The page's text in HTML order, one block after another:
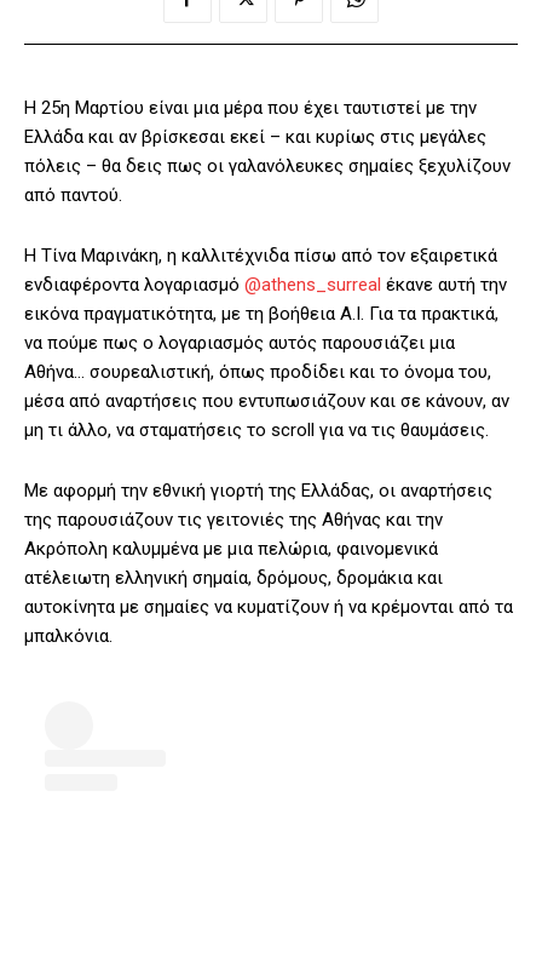
Η 25η Μαρτίου είναι μια μέρα που έχει ταυτιστεί με την
Ελλάδα και αν βρίσκεσαι εκεί – και κυρίως στις μεγάλες
πόλεις – θα δεις πως οι γαλανόλευκες σημαίες ξεχυλίζουν
από παντού.
H Τίνα Μαρινάκη, η καλλιτέχνιδα πίσω από τον εξαιρετικά
ενδιαφέροντα λογαριασμό @athens_surreal έκανε αυτή την
εικόνα πραγματικότητα, με τη βοήθεια A.I. Για τα πρακτικά,
να πούμε πως ο λογαριασμός αυτός παρουσιάζει μια
Αθήνα… σουρεαλιστική, όπως προδίδει και το όνομα του,
μέσα από αναρτήσεις που εντυπωσιάζουν και σε κάνουν, αν
μη τι άλλο, να σταματήσεις το scroll για να τις θαυμάσεις.
Με αφορμή την εθνική γιορτή της Ελλάδας, οι αναρτήσεις
της παρουσιάζουν τις γειτονιές της Αθήνας και την
Ακρόπολη καλυμμένα με μια πελώρια, φαινομενικά
ατέλειωτη ελληνική σημαία, δρόμους, δρομάκια και
αυτοκίνητα με σημαίες να κυματίζουν ή να κρέμονται από τα
μπαλκόνια.